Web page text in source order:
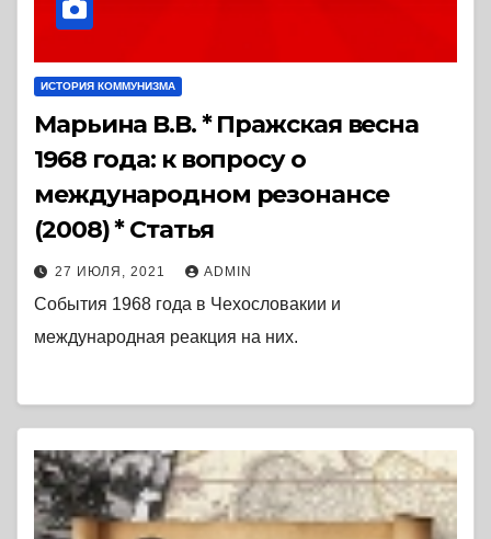
ИСТОРИЯ КОММУНИЗМА
Марьина В.В. * Пражская весна
1968 года: к вопросу о
международном резонансе
(2008) * Статья
27 ИЮЛЯ, 2021 ADMIN
События 1968 года в Чехословакии и
международная реакция на них.